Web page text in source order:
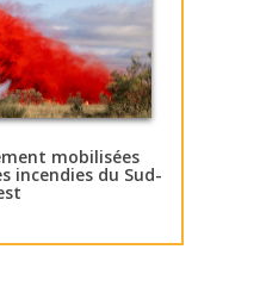
mobilisées
incendies du Sud-